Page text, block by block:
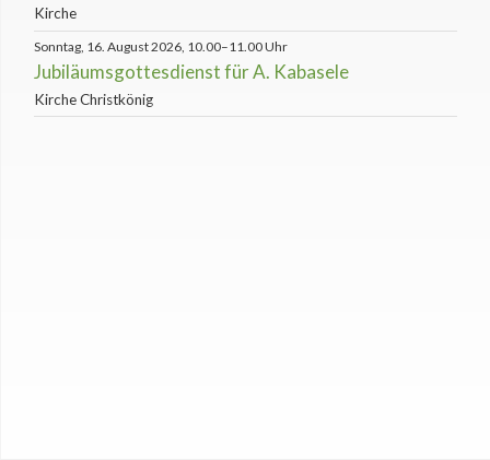
Kirche
Sonntag, 16. August 2026, 10.00–11.00 Uhr
Jubiläumsgottesdienst für A. Kabasele
Kirche Christkönig